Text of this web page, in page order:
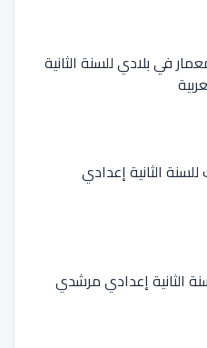
في بلادي للسنة الثانية
الثانية إعدادي
الثانية إعدادي مرشدي